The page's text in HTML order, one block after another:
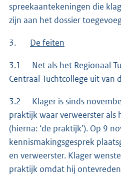
spreekaantekeningen die
zijn aan het dossier
3. De feiten
3.1 Net als het Regionaal
Centraal Tuchtcollege uit van
3.2 Klager is sinds
praktijk waar verweerster als
(hierna: ‘de praktijk’). Op 9
kennismakingsgesprek
en verweerster. Klager
praktijk omdat hij